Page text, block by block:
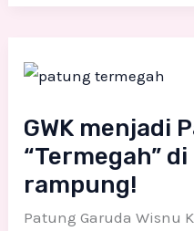
GWK menjadi
“Termegah”
rampung!
Patung Garuda Wisnu
menjadi
“Termegah”
Dunia
jika